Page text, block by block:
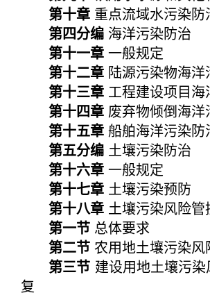
第十章 重点流域水污染防
第四分编 海洋污染防治
第十一章 一般规定
第十二章 陆源污染物海洋
第十三章 工程建设项目
第十四章 废弃物倾倒海洋
第十五章 船舶海洋污染防
第五分编 土壤污染防治
第十六章 一般规定
第十七章 土壤污染预防
第十八章 土壤污染风险管
第一节 总体要求
第二节 农用地土壤污染风
第三节 建设用地土壤污
复